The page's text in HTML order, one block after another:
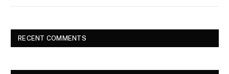
RECENT COMMENTS